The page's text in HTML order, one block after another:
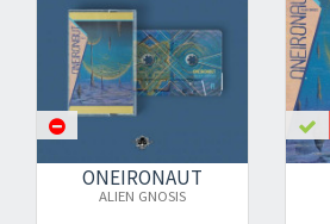
ONEIRONAUT
ALIEN GNOSIS